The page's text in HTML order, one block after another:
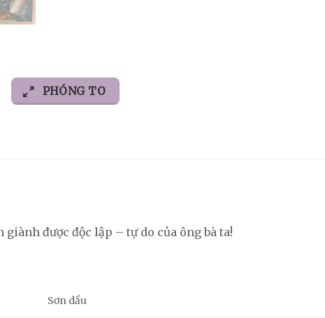
PHÓNG TO
được độc lập – tự do của ông bà ta!
Sơn dầu